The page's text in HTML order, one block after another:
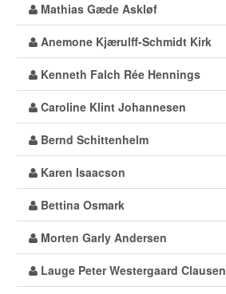
Mathias Gæde Askløf
Anemone Kjærulff-Schmidt Kirk
Kenneth Falch Rée Hennings
Caroline Klint Johannesen
Bernd Schittenhelm
Karen Isaacson
Bettina Osmark
Morten Garly Andersen
Lauge Peter Westergaard Clausen